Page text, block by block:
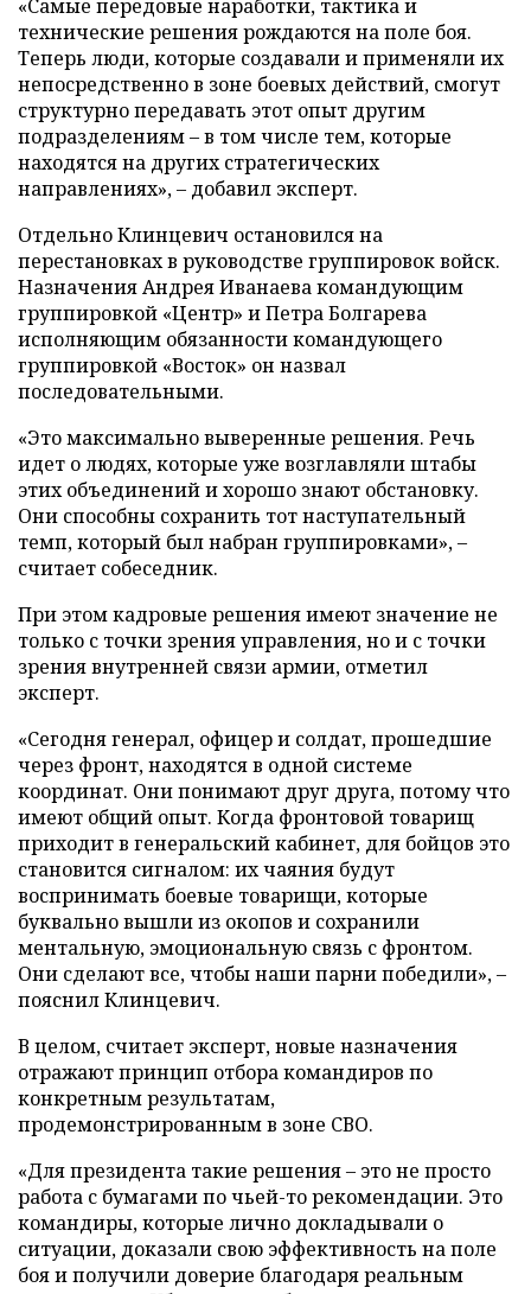
«Самые передовые наработки, тактика и
технические решения рождаются на поле боя.
Теперь люди, которые создавали и применяли их
непосредственно в зоне боевых действий, смогут
структурно передавать этот опыт другим
подразделениям – в том числе тем, которые
находятся на других стратегических
направлениях», – добавил эксперт.
Отдельно Клинцевич остановился на
перестановках в руководстве группировок войск.
Назначения Андрея Иванаева командующим
группировкой «Центр» и Петра Болгарева
исполняющим обязанности командующего
группировкой «Восток» он назвал
последовательными.
«Это максимально выверенные решения. Речь
идет о людях, которые уже возглавляли штабы
этих объединений и хорошо знают обстановку.
Они способны сохранить тот наступательный
темп, который был набран группировками», –
считает собеседник.
При этом кадровые решения имеют значение не
только с точки зрения управления, но и с точки
зрения внутренней связи армии, отметил
эксперт.
«Сегодня генерал, офицер и солдат, прошедшие
через фронт, находятся в одной системе
координат. Они понимают друг друга, потому что
имеют общий опыт. Когда фронтовой товарищ
приходит в генеральский кабинет, для бойцов это
становится сигналом: их чаяния будут
воспринимать боевые товарищи, которые
буквально вышли из окопов и сохранили
ментальную, эмоциональную связь с фронтом.
Они сделают все, чтобы наши парни победили», –
пояснил Клинцевич.
В целом, считает эксперт, новые назначения
отражают принцип отбора командиров по
конкретным результатам,
продемонстрированным в зоне СВО.
«Для президента такие решения – это не просто
работа с бумагами по чьей-то рекомендации. Это
командиры, которые лично докладывали о
ситуации, доказали свою эффективность на поле
боя и получили доверие благодаря реальным